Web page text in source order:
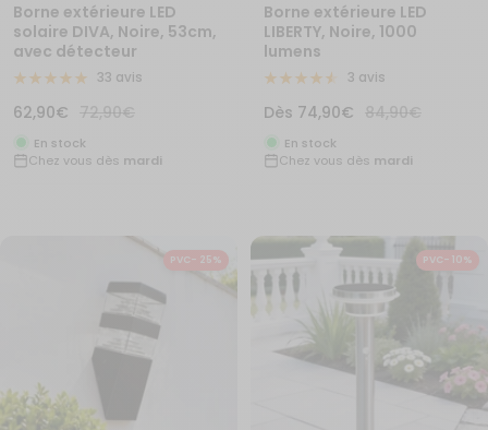
Borne extérieure LED
solaire DIVA, Noire, 53cm,
avec détecteur
33 avis
Prix
de
vente
62,90€
Prix
normal
72,90€
En stock
Chez vous dès mardi
Borne extérieure LED
LIBERTY, Noire, 1000
lumens
3 avis
Prix
de
vente
Dès 74,90€ Prix
84,90€
En stock
Chez vous dès mardi
PVC- 25% PVC- 10%